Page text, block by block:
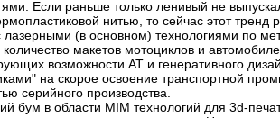
Если раньше только ленивый не
нитью, то сейчас этот тренд
лазерными (в основном) технологиями по
макетов мотоциклов и
возможности АТ и генеративного
на скорое освоение транспортной
серийного производства.
бум в области MIM технологий для 3d-